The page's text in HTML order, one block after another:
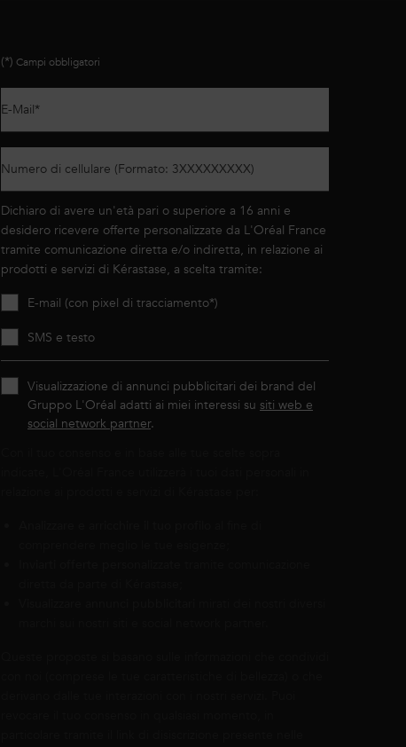
(*) Campi obbligatori
E-Mail*
Numero di cellulare (Formato: 3XXXXXXXXX)
Dichiaro di avere un'età pari o superiore a 16 anni e
desidero ricevere offerte personalizzate da L'Oréal France
tramite comunicazione diretta e/o indiretta, in relazione ai
prodotti e servizi di Kérastase, a scelta tramite:
E-mail (con pixel di tracciamento*)
SMS e testo
Visualizzazione di annunci pubblicitari dei brand del
Gruppo L'Oréal adatti ai miei interessi su siti web e
social network partner.